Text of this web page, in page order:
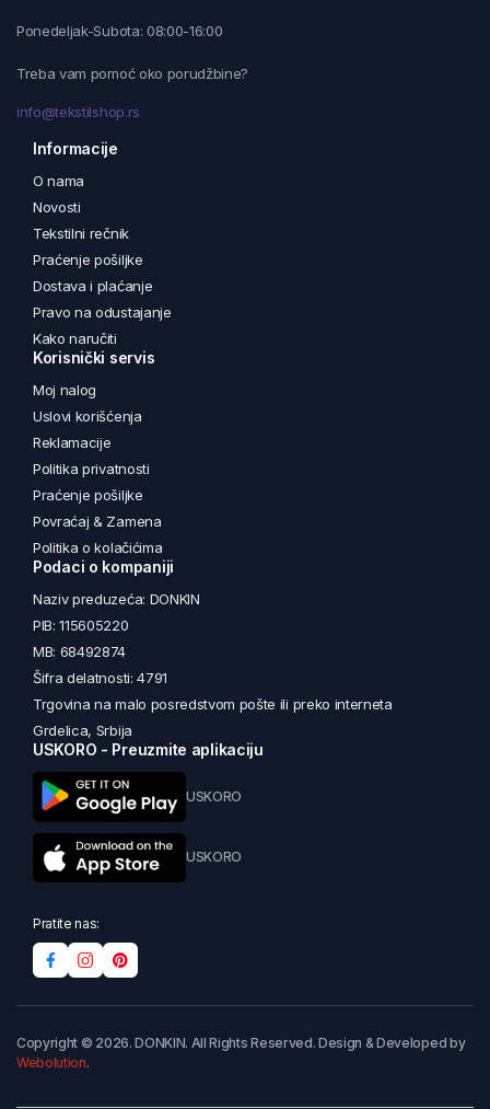
Ponedeljak-Subota: 08:00-16:00
Treba vam pomoć oko porudžbine?
info@tekstilshop.rs
Informacije
O nama
Novosti
Tekstilni rečnik
Praćenje pošiljke
Dostava i plaćanje
Pravo na odustajanje
Kako naručiti
Korisnički servis
Moj nalog
Uslovi korišćenja
Reklamacije
Politika privatnosti
Praćenje pošiljke
Povraćaj & Zamena
Politika o kolačićima
Podaci o kompaniji
Naziv preduzeća: DONKIN
PIB: 115605220
MB: 68492874
Šifra delatnosti: 4791
Trgovina na malo posredstvom pošte ili preko interneta
Grdelica, Srbija
USKORO - Preuzmite aplikaciju
USKORO
USKORO
Pratite nas:
Copyright © 2026. DONKIN. All Rights Reserved. Design & Developed by
Webolution.